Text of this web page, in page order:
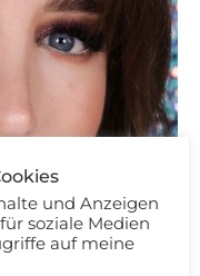
und Anzeigen
soziale Medien
auf meine